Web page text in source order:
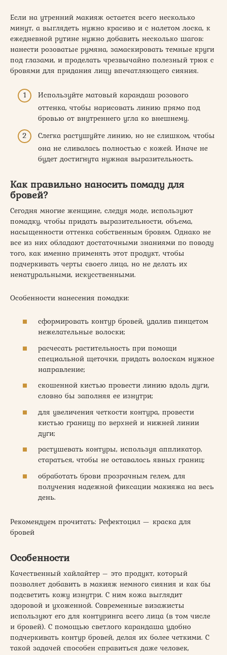
Если на утренний макияж остается всего несколько
минут, а выглядеть нужно красиво и с налетом лоска, к
ежедневной рутине нужно добавить несколько шагов:
нанести розоватые румяна, замаскировать темные круги
под глазами, и проделать чрезвычайно полезный трюк с
бровями для придания лицу впечатляющего сияния.
Используйте матовый карандаш розового
оттенка, чтобы нарисовать линию прямо под
бровью от внутреннего угла ко внешнему.
Слегка растушуйте линию, но не слишком, чтобы
она не сливалась полностью с кожей. Иначе не
будет достигнута нужная выразительность.
Как правильно наносить помаду для
бровей?
Сегодня многие женщине, следуя моде, используют
помадку, чтобы придать выразительности, объема,
насыщенности оттенка собственным бровям. Однако не
все из них обладают достаточными знаниями по поводу
того, как именно применять этот продукт, чтобы
подчеркивать черты своего лица, но не делать их
ненатуральными, искусственными.
Особенности нанесения помадки:
сформировать контур бровей, удалив пинцетом
нежелательные волоски;
расчесать растительность при помощи
специальной щеточки, придать волоскам нужное
направление;
скошенной кистью провести линию вдоль дуги,
словно бы заполняя ее изнутри;
для увеличения четкости контура, провести
кистью границу по верхней и нижней линии
дуги;
растушевать контуры, используя аппликатор,
стараться, чтобы не оставалось явных границ;
обработать брови прозрачным гелем, для
получения надежной фиксации макияжа на весь
день.
Рекомендуем прочитать: Рефектоцил — краска для
бровей
Особенности
Качественный хайлайтер – это продукт, который
позволяет добавить в макияж немного сияния и как бы
подсветить кожу изнутри. С ним кожа выглядит
здоровой и ухоженной. Современные визажисты
используют его для контуринга всего лица (в том числе
и бровей). С помощью светлого карандаша удобно
подчеркивать контур бровей, делая их более четкими. С
такой задачей способен справиться даже человек,